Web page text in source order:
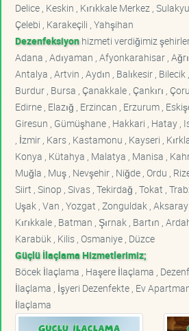
Delice , Keskin , Kırıkkale Merkez ,
Çelebi , Karakeçili , Yahşihan
Dezenfeksiyonhizmeti verdiğimiz
Adana , Adıyaman , Afyonkarahisar ,
Antalya , Artvin , Aydın , Balıkesir , Bilecik
Burdur , Bursa , Çanakkale , Çankırı ,
Edirne , Elazığ , Erzincan , Erzurum ,
Giresun , Gümüşhane , Hakkari , Hatay ,
, İzmir , Kars , Kastamonu , Kayseri ,
Konya , Kütahya , Malatya , Manisa ,
Muğla , Muş , Nevşehir , Niğde , Ordu ,
Siirt , Sinop , Sivas , Tekirdağ , Tokat ,
Uşak , Van , Yozgat , Zonguldak ,
Kırıkkale , Batman , Şırnak , Bartın ,
Karabük , Kilis , Osmaniye , Düzce
Güçlü İlaçlama Hizmetlerimiz;
Böcek İlaçlama , Haşere İlaçlama ,
İlaçlama , İşyeri Dezenfekte , Ev
İlaçlama